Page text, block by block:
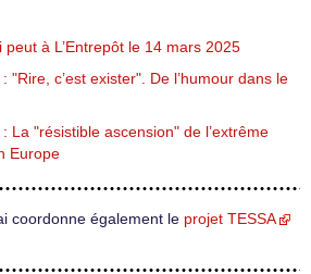
à L’Entrepôt le 14 mars 2025
"Rire, c’est exister". De l’humour dans le
La "résistible ascension" de l’extrême
Europe
coordonne également le projet TESSA